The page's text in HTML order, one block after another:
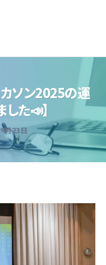
カソン2025の運
た📣】
月23日